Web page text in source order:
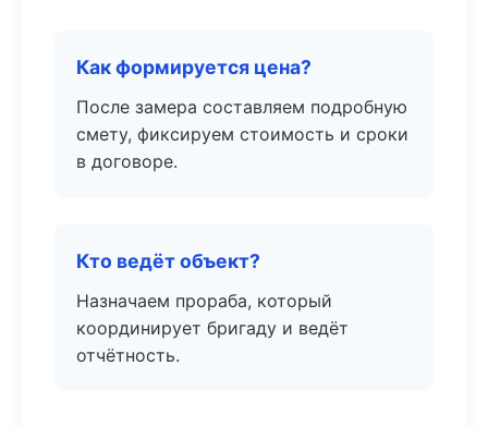
Как формируется цена?
После замера составляем подробную
смету, фиксируем стоимость и сроки
в договоре.
Кто ведёт объект?
Назначаем прораба, который
координирует бригаду и ведёт
отчётность.